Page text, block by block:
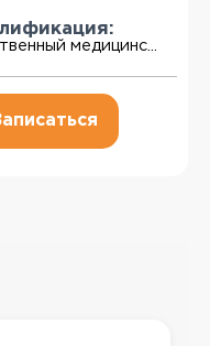
медицинс...